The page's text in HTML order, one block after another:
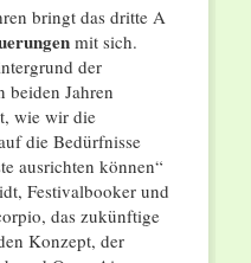
bringt das dritte A
mit sich.
der
beiden Jahren
wie wir die
die Bedürfnisse
ausrichten können“
Festivalbooker und
das zukünftige
Konzept, der